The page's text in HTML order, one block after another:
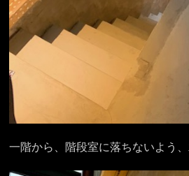
一階から、階段室に落ちないよう